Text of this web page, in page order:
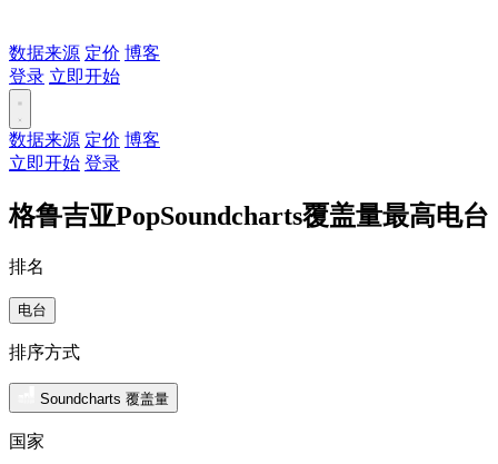
数据来源 定价 博客
登录 立即开始
数据来源 定价 博客
立即开始 登录
格鲁吉亚PopSoundcharts覆盖量最高电台
排名
电台
排序方式
Soundcharts 覆盖量
国家